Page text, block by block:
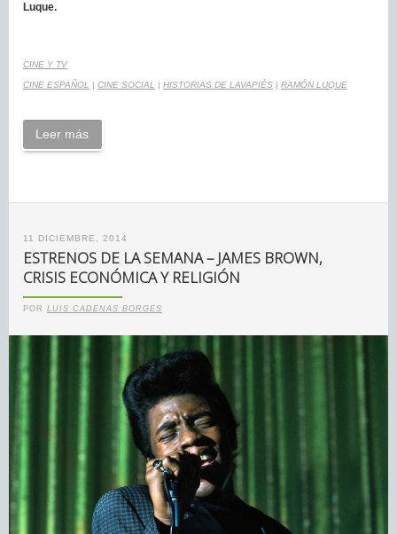
Luque.
CINE Y TV
CINE ESPAÑOL | CINE SOCIAL | HISTORIAS DE LAVAPIÉS | RAMÓN LUQUE
Leer más
11 DICIEMBRE, 2014
ESTRENOS DE LA SEMANA – JAMES BROWN,
CRISIS ECONÓMICA Y RELIGIÓN
POR LUIS CADENAS BORGES